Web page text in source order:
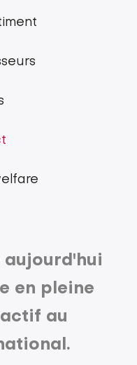
aujourd'hui
en pleine
au